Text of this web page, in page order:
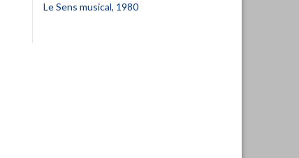
Le Sens musical, 1980